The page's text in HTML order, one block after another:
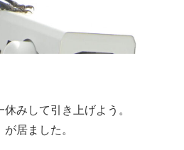
みして引き上げよう。
居ました。